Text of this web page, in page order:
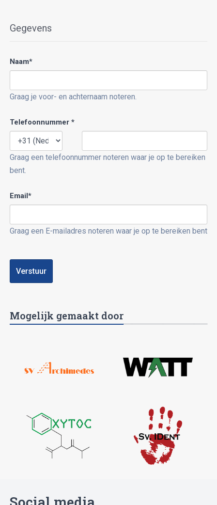
Gegevens
Naam*
Graag je voor- en achternaam noteren.
Telefoonnummer *
Graag een telefoonnummer noteren waar je op te bereiken
bent.
Email*
Graag een E-mailadres noteren waar je op te bereiken bent
Verstuur
Mogelijk gemaakt door